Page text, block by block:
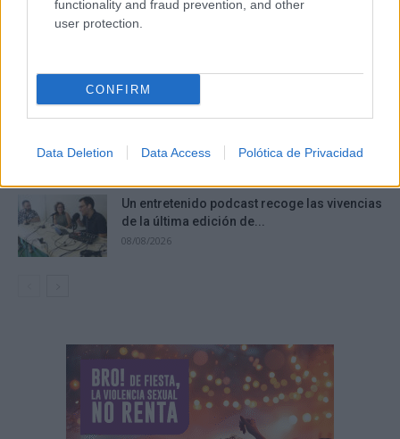
functionality and fraud prevention, and other
user protection.
CONFIRM
Data Deletion Data Access Polótica de Privacidad
No necesitamos una unión así
La DGT cambia los adelantamientos desde
08/08/2026
Un entretenido podcast recoge las vivencias
de la última edición de...
08/08/2026